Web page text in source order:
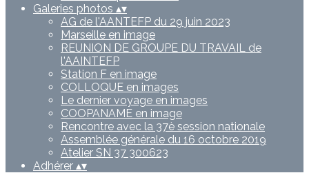
Galeries photos ▴▾
AG de l'AANTEFP du 29 juin 2023
Marseille en image
REUNION DE GROUPE DU TRAVAIL de
l'AAINTEFP
Station F en image
COLLOQUE en images
Le dernier voyage en images
COOPANAME en image
Rencontre avec la 37è session nationale
Assemblée générale du 16 octobre 2019
Atelier SN 37 300623
Adhérer ▴▾